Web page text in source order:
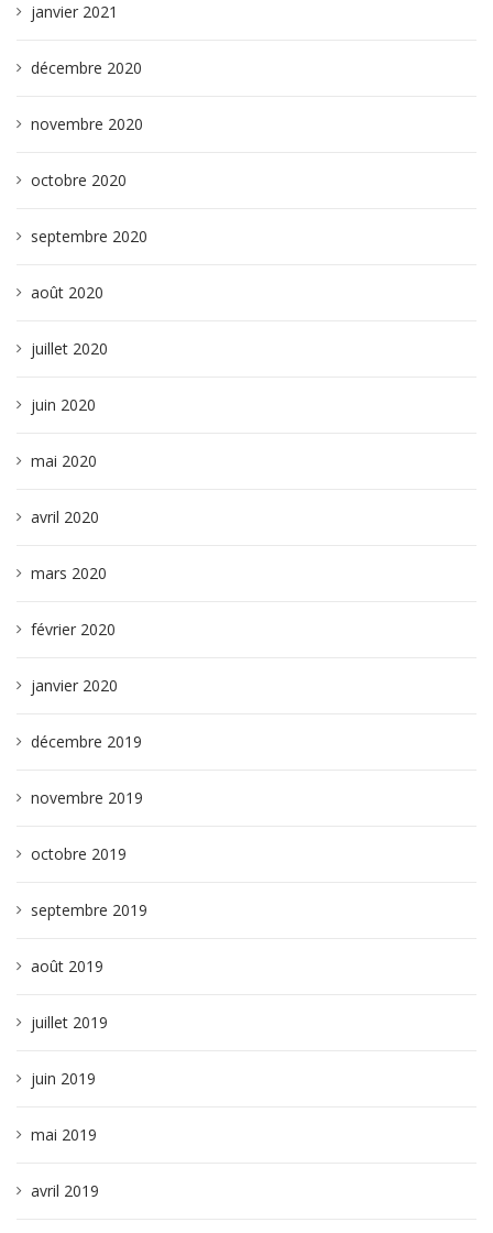
janvier 2021
décembre 2020
novembre 2020
octobre 2020
septembre 2020
août 2020
juillet 2020
juin 2020
mai 2020
avril 2020
mars 2020
février 2020
janvier 2020
décembre 2019
novembre 2019
octobre 2019
septembre 2019
août 2019
juillet 2019
juin 2019
mai 2019
avril 2019